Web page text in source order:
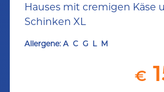
Hauses mit cremigen Käse
Schinken XL
Allergene: A C G L M
€